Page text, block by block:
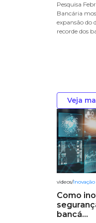
Pesquisa
Bancária
expansão do
recorde dos
Veja
videos/Inovação
Como
bancá...